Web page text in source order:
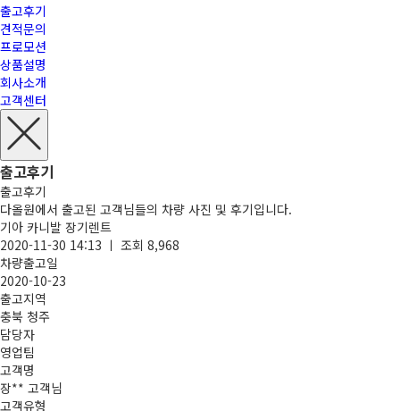
출고후기
견적문의
프로모션
상품설명
회사소개
고객센터
출고후기
출고후기
다올원에서 출고된 고객님들의 차량 사진 및 후기입니다.
기아 카니발 장기렌트
2020-11-30 14:13 ㅣ 조회 8,968
차량출고일
2020-10-23
출고지역
충북 청주
담당자
영업팀
고객명
장** 고객님
고객유형